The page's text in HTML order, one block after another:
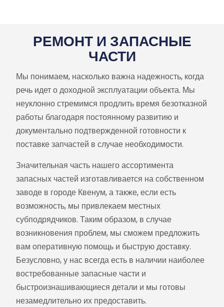
РЕМОНТ И ЗАПАСНЫЕ
ЧАСТИ
Мы понимаем, насколько важна надежность, когда
речь идет о доходной эксплуатации объекта. Мы
неуклонно стремимся продлить время безотказной
работы благодаря постоянному развитию и
документально подтвержденной готовности к
поставке запчастей в случае необходимости.
Значительная часть нашего ассортимента
запасных частей изготавливается на собственном
заводе в городе Квенум, а также, если есть
возможность, мы привлекаем местных
субподрядчиков. Таким образом, в случае
возникновения проблем, мы сможем предложить
вам оперативную помощь и быструю доставку.
Безусловно, у нас всегда есть в наличии наиболее
востребованные запасные части и
быстроизнашивающиеся детали и мы готовы
незамедлительно их предоставить.